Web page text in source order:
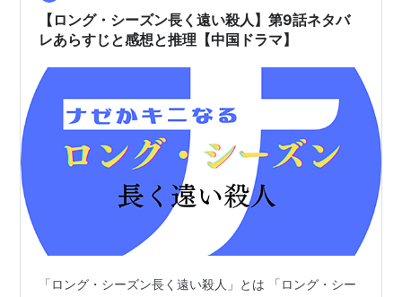
【ロング・シーズン長く遠い殺人】第9話ネタバ
レあらすじと感想と推理【中国ドラマ】
「ロング・シーズン長く遠い殺人」とは 「ロング・シー